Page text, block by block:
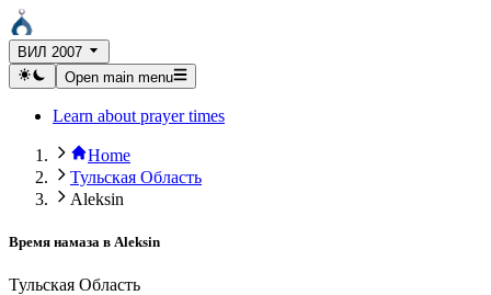
ВИЛ 2007
Open main menu
Learn about prayer times
Home
Тульская Область
Aleksin
Время намаза в Aleksin
Тульская Область